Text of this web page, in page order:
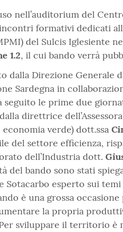
nell’auditorium del
formativi dedicati
del Sulcis Iglesiente
1.2, il cui bando verrà
dalla Direzione Generale
Sardegna in
seguito le prime due
direttrice
verde) dott.ssa
del settore efficienza,
dell’Industria dott.
del bando sono stati
Sotacarbo esperto sui
è una grossa
la propria
sviluppare il territorio è